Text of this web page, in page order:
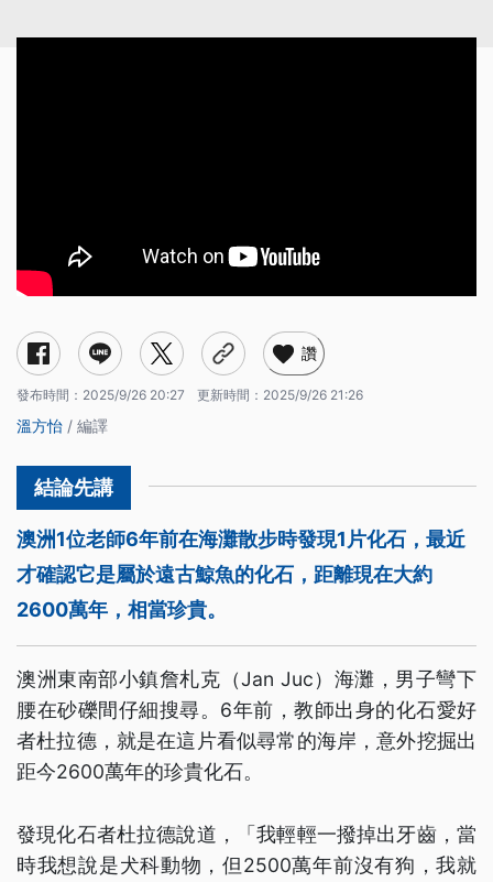
讚
發布時間： 2025/9/26 20:27 更新時間： 2025/9/26 21:26
溫方怡 / 編譯
澳洲1位老師6年前在海灘散步時發現1片化石，最近
才確認它是屬於遠古鯨魚的化石，距離現在大約
2600萬年，相當珍貴。
澳洲東南部小鎮詹札克（Jan Juc）海灘，男子彎下
腰在砂礫間仔細搜尋。6年前，教師出身的化石愛好
者杜拉德，就是在這片看似尋常的海岸，意外挖掘出
距今2600萬年的珍貴化石。
發現化石者杜拉德說道，「我輕輕一撥掉出牙齒，當
時我想說是犬科動物，但2500萬年前沒有狗，我就